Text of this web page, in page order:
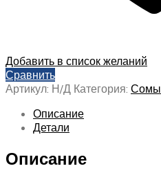
Добавить в список желаний
Сравнить
Артикул: Н/Д Категория: Сомы
Описание
Детали
Описание